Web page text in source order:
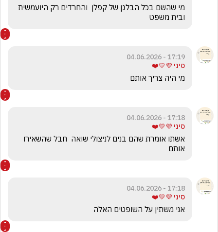
ובית משפט
17:19 - 04.06.2026
סיני 💜💛❤️
מי היה צריך אותם
17:18 - 04.06.2026
סיני 💜💛❤️
אותם
17:18 - 04.06.2026
סיני 💜💛❤️
אני משתין על השופטים האלה